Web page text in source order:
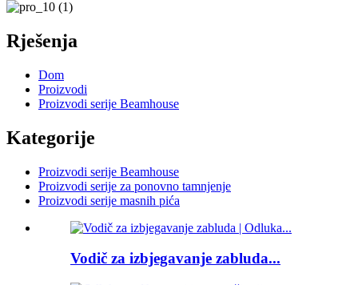
Rješenja
Dom
Proizvodi
Proizvodi serije Beamhouse
Kategorije
Proizvodi serije Beamhouse
Proizvodi serije za ponovno tamnjenje
Proizvodi serije masnih pića
Vodič za izbjegavanje zabluda...